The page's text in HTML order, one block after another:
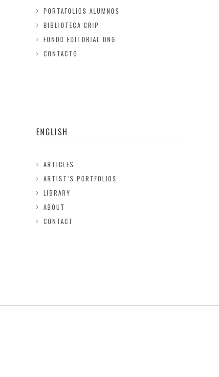
PORTAFOLIOS ALUMNOS
BIBLIOTECA CRIP
FONDO EDITORIAL ONG
CONTACTO
ENGLISH
ARTICLES
ARTIST’S PORTFOLIOS
LIBRARY
ABOUT
CONTACT